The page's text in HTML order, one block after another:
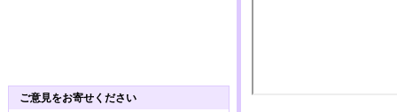
ご意見をお寄せください